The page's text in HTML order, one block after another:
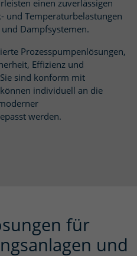
einen zuverlässigen
und Temperaturbelastungen
Dampfsystemen.
Prozesspumpenlösungen,
Effizienz und
sind konform mit
individuell an die
werden.
für
und